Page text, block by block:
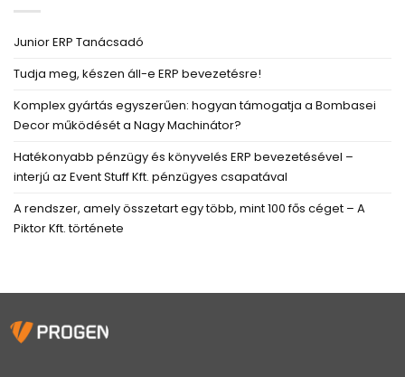
Junior ERP Tanácsadó
Tudja meg, készen áll-e ERP bevezetésre!
Komplex gyártás egyszerűen: hogyan támogatja a Bombasei
Decor működését a Nagy Machinátor?
Hatékonyabb pénzügy és könyvelés ERP bevezetésével –
interjú az Event Stuff Kft. pénzügyes csapatával
A rendszer, amely összetart egy több, mint 100 fős céget – A
Piktor Kft. története